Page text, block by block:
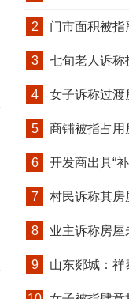
2 门市面积被
3 七旬老人诉称
4 女子诉称过渡
5 商铺被指占用
6 开发商出具“
7 村民诉称其房
8 业主诉称房
9 山东郯城：